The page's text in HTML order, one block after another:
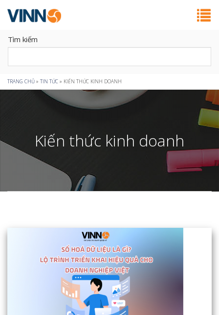
Tìm kiếm
Bạn
đang
ở
đây
TRANG CHỦ » TIN TỨC » KIẾN THỨC KINH DOANH
Kiến thức kinh doanh